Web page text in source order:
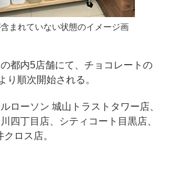
まれていない状態のイメージ画
都内5店舗にて、チョコレートの
り順次開始される。
ローソン 城山トラストタワー店、
四丁目店、シティコート目黒店、
ロス店。